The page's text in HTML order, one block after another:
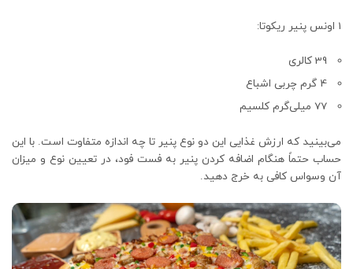
1 اونس پنیر ریکوتا:
39 کالری
4 گرم چربی اشباع
77 میلی‌گرم کلسیم
می‌بینید که ارزش غذایی این دو نوع پنیر تا چه اندازه متفاوت است. با این
حساب حتماً هنگام اضافه کردن پنیر به فست فود، در تعیین نوع و میزان
آن وسواس کافی به خرج دهید.